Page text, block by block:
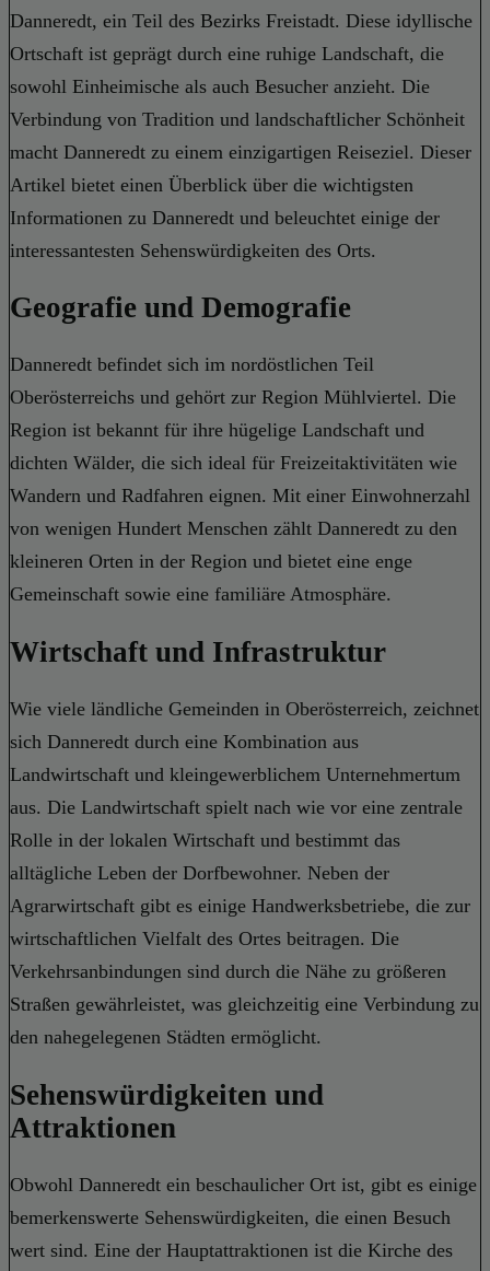
Danneredt, ein Teil des Bezirks Freistadt. Diese idyllische
Ortschaft ist geprägt durch eine ruhige Landschaft, die
sowohl Einheimische als auch Besucher anzieht. Die
Verbindung von Tradition und landschaftlicher Schönheit
macht Danneredt zu einem einzigartigen Reiseziel. Dieser
Artikel bietet einen Überblick über die wichtigsten
Informationen zu Danneredt und beleuchtet einige der
interessantesten Sehenswürdigkeiten des Orts.
Geografie und Demografie
Danneredt befindet sich im nordöstlichen Teil
Oberösterreichs und gehört zur Region Mühlviertel. Die
Region ist bekannt für ihre hügelige Landschaft und
dichten Wälder, die sich ideal für Freizeitaktivitäten wie
Wandern und Radfahren eignen. Mit einer Einwohnerzahl
von wenigen Hundert Menschen zählt Danneredt zu den
kleineren Orten in der Region und bietet eine enge
Gemeinschaft sowie eine familiäre Atmosphäre.
Wirtschaft und Infrastruktur
Wie viele ländliche Gemeinden in Oberösterreich, zeichnet
sich Danneredt durch eine Kombination aus
Landwirtschaft und kleingewerblichem Unternehmertum
aus. Die Landwirtschaft spielt nach wie vor eine zentrale
Rolle in der lokalen Wirtschaft und bestimmt das
alltägliche Leben der Dorfbewohner. Neben der
Agrarwirtschaft gibt es einige Handwerksbetriebe, die zur
wirtschaftlichen Vielfalt des Ortes beitragen. Die
Verkehrsanbindungen sind durch die Nähe zu größeren
Straßen gewährleistet, was gleichzeitig eine Verbindung zu
den nahegelegenen Städten ermöglicht.
Sehenswürdigkeiten und
Attraktionen
Obwohl Danneredt ein beschaulicher Ort ist, gibt es einige
bemerkenswerte Sehenswürdigkeiten, die einen Besuch
wert sind. Eine der Hauptattraktionen ist die Kirche des